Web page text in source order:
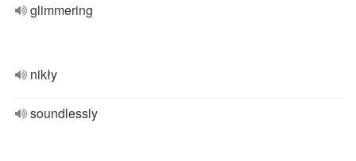
glimmering
nikły
soundlessly